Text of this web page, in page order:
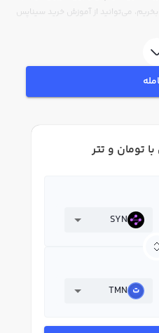
می‌توانید از آموزش خرید سیناپس
و امکانات فروش سیناپس نیز در
بهتری در معاملات خود بگیرید.
تومان و تتر
SYN
TMN